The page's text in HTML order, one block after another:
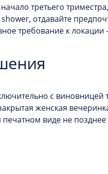
третьего
shower, отдавайте
требование к
с
женская
виде не